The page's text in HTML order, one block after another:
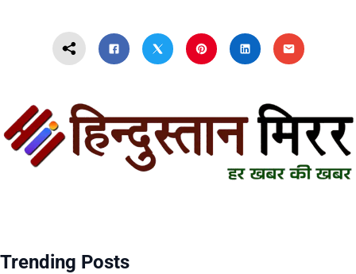
Trending Posts